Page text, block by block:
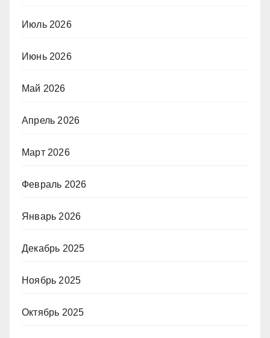
Июль 2026
Июнь 2026
Май 2026
Апрель 2026
Март 2026
Февраль 2026
Январь 2026
Декабрь 2025
Ноябрь 2025
Октябрь 2025